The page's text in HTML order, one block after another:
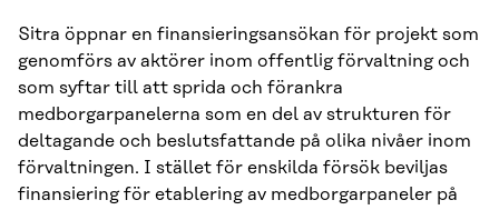
Sitra öppnar en finansieringsansökan för projekt som
genomförs av aktörer inom offentlig förvaltning och
som syftar till att sprida och förankra
medborgarpanelerna som en del av strukturen för
deltagande och beslutsfattande på olika nivåer inom
förvaltningen. I stället för enskilda försök beviljas
finansiering för etablering av medborgarpaneler på